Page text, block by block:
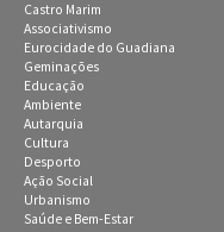
Castro Marim
Associativismo
Eurocidade do Guadiana
Geminações
Educação
Ambiente
Autarquia
Cultura
Desporto
Ação Social
Urbanismo
Saúde e Bem-Estar